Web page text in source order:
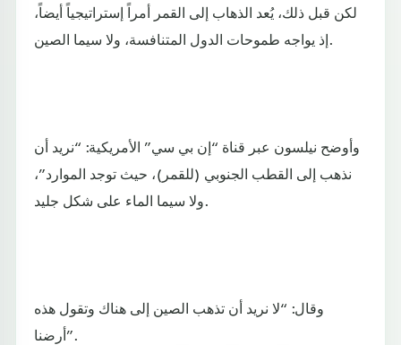
لكن قبل ذلك، يُعد الذهاب إلى القمر أمراً إستراتيجياً أيضاً،
إذ يواجه طموحات الدول المتنافسة، ولا سيما الصين.
وأوضح نيلسون عبر قناة “إن بي سي” الأمريكية: “نريد أن
نذهب إلى القطب الجنوبي (للقمر)، حيث توجد الموارد”،
ولا سيما الماء على شكل جليد.
وقال: “لا نريد أن تذهب الصين إلى هناك وتقول هذه
أرضنا”.